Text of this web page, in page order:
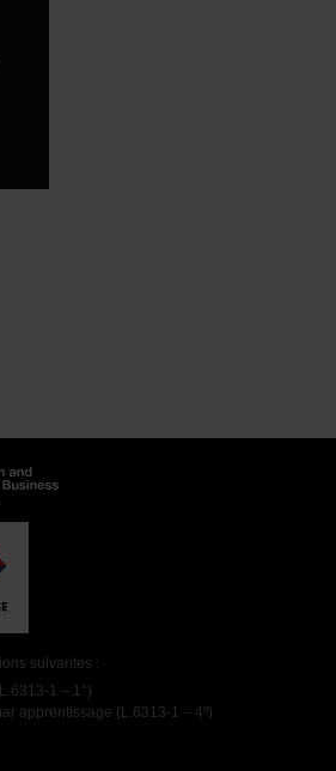
suivantes :
1 – 1°)
apprentissage (L.6313-1 – 4º)